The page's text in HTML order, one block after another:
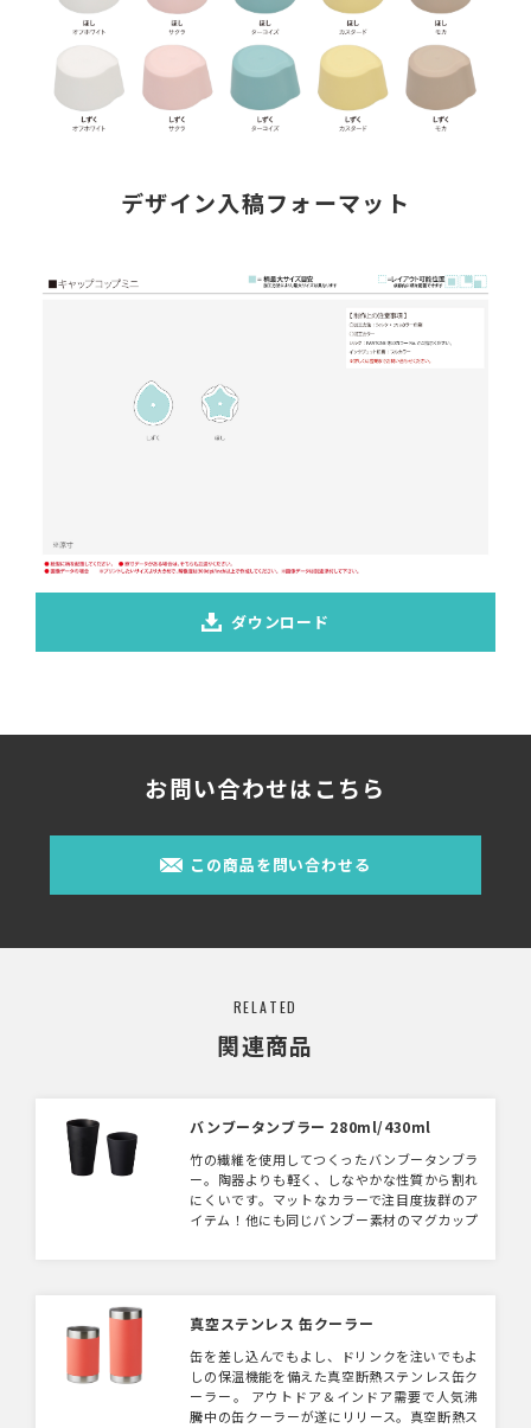
デザイン入稿フォーマット
ダウンロード
お問い合わせはこちら
この商品を問い合わせる
RELATED
関連商品
バンブータンブラー 280ml/430ml
竹の繊維を使用してつくったバンブータンブラ
ー。陶器よりも軽く、しなやかな性質から割れ
にくいです。マットなカラーで注目度抜群のア
イテム！他にも同じバンブー素材のマグカップ
真空ステンレス 缶クーラー
缶を差し込んでもよし、ドリンクを注いでもよ
しの保温機能を備えた真空断熱ステンレス缶ク
ーラー。 アウトドア＆インドア需要で人気沸
騰中の缶クーラーが遂にリリース。真空断熱ス